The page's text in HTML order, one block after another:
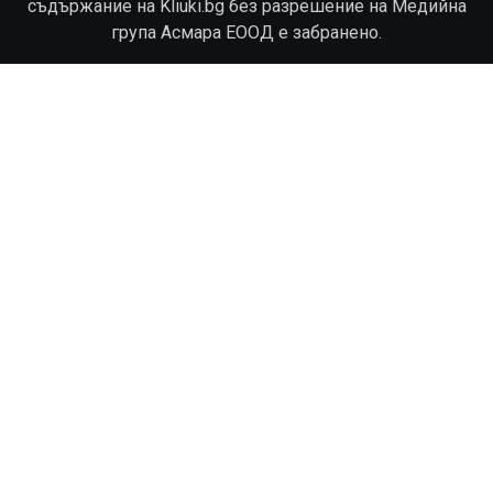
съдържание на Kliuki.bg без разрешение на Медийна
група Асмара ЕООД е забранено.